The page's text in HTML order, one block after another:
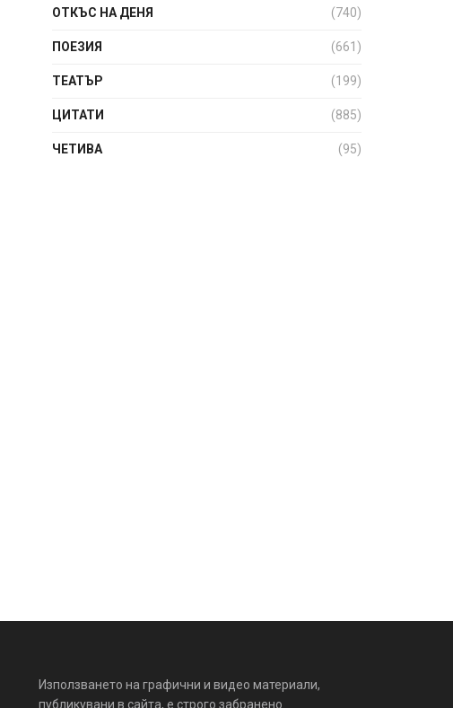
ОТКЪС НА ДЕНЯ (740)
ПОЕЗИЯ (661)
ТЕАТЪР (199)
ЦИТАТИ (885)
ЧЕТИВА (95)
Използването на графични и видео материали,
публикувани в сайта, е строго забранено.